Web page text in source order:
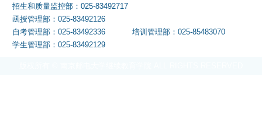
招生和质量监控部：025-83492717
函授管理部：025-83492126
自考管理部：025-83492336
培训管理部：025-85483070
学生管理部：025-83492129